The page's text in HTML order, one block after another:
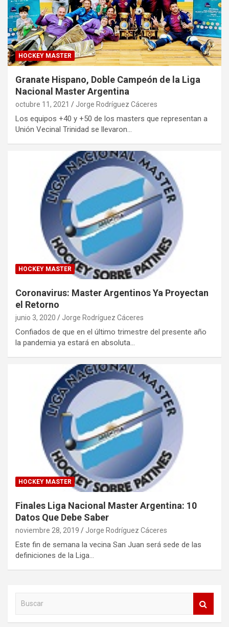
HOCKEY MASTER
Granate Hispano, Doble Campeón de la Liga
Nacional Master Argentina
octubre 11, 2021 Jorge Rodríguez Cáceres
Los equipos +40 y +50 de los masters que representan a
Unión Vecinal Trinidad se llevaron…
HOCKEY MASTER
Coronavirus: Master Argentinos Ya Proyectan
el Retorno
junio 3, 2020 Jorge Rodríguez Cáceres
Confiados de que en el último trimestre del presente año
la pandemia ya estará en absoluta…
HOCKEY MASTER
Finales Liga Nacional Master Argentina: 10
Datos Que Debe Saber
noviembre 28, 2019 Jorge Rodríguez Cáceres
Este fin de semana la vecina San Juan será sede de las
definiciones de la Liga…